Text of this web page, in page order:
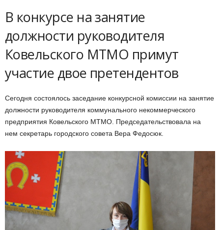
В конкурсе на занятие
должности руководителя
Ковельского МТМО примут
участие двое претендентов
Сегодня состоялось заседание конкурсной комиссии на занятие
должности руководителя коммунального некоммерческого
предприятия Ковельского МТМО. Председательствовала на
нем секретарь городского совета Вера Федосюк.